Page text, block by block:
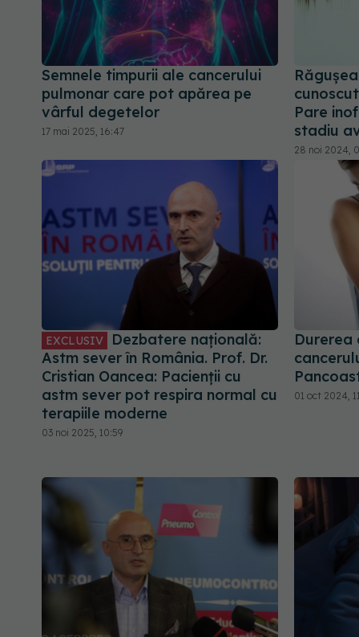
Semnele timpurii ale cancerului
pulmonar care pot apărea pe
vârful degetelor
17 mai 2025, 16:47
Pare
stadiu
28 noi 2024,
EXCLUSIV
Dezbatere națională:
Astm sever în România. Prof. Dr.
Cristian Oancea: Pacienții cu
astm sever pot respira normal cu
terapiile moderne
03 noi 2025, 10:59
Durerea
01 oct 2024,